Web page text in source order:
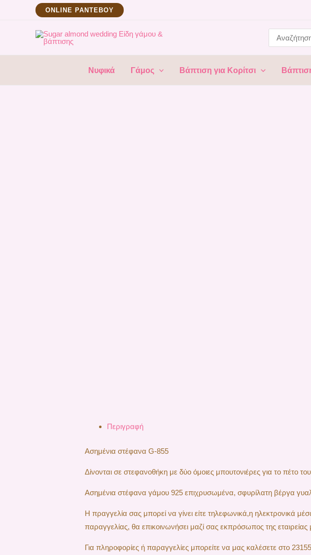
περιεχόμενο
ΟNLINE ΡΑΝΤΕΒΟΥ
for:
Νυφικά Γάμος Βάπτιση για Κορίτσι
Περιγραφή
Ασημένια στέφανα G-855
Δίνονται σε στεφανοθήκη με δύο όμοιες μπουτονιέρες για το πέτο
Ασημένια στέφανα γάμου 925 επιχρυσωμένα, σφυρίλατη βέργα
H πραγγελία σας μπορεί να γίνει είτε τηλεφωνικά,η ηλεκτρονικά
παραγγελίας, θα επικοινωνήσει μαζί σας εκπρόσωπος της εταιρείας
Για πληροφορίες ή παραγγελίες μπορείτε να μας καλέσετε στο